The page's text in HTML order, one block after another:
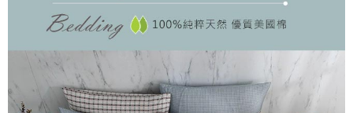
１．透過由恩沛科技股份有限公司提供之「AFTEE先享後付」服務完成之交
易，需依本服務之必要範圍內提供個人資料，並將交易相關給付款項請求債
權轉讓予恩沛科技股份有限公司。
２．關於個人資料處理事宜，請瀏覽以下網址：
https://aftee.tw/terms/#terms3
３．未成年的使用者請事先徵得法定代理人或監護人之同意方可使用
「AFTEE先享後付」，若未經同意申辦者引起之損失，本公司不負相關責
任。
每筆NT$100，滿NT$499(含以上)免運費
每筆NT$100，滿NT$499(含以上)免運費